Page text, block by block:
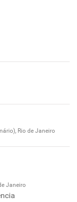
Rio de Janeiro
Janeiro